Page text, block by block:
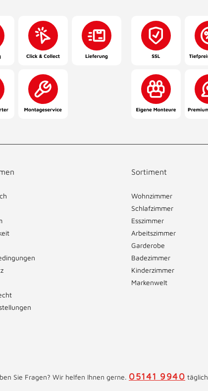
Sortiment
Wohnzimmer
Schlafzimmer
Esszimmer
Arbeitszimmer
Garderobe
Badezimmer
Kinderzimmer
Markenwelt
Sie Fragen? Wir helfen Ihnen gerne. 05141 9940